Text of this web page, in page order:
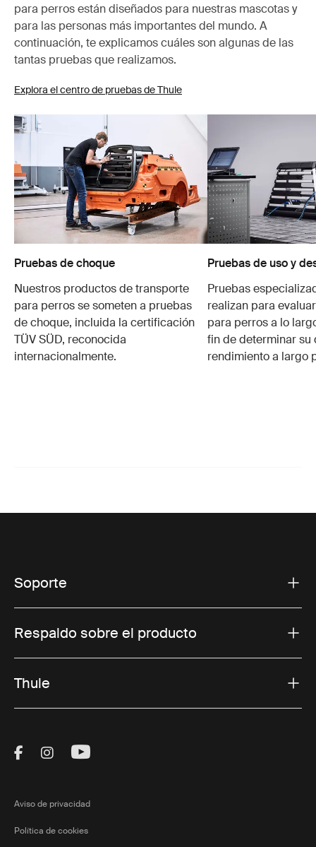
para perros están diseñados para nuestras mascotas y
para las personas más importantes del mundo. A
continuación, te explicamos cuáles son algunas de las
tantas pruebas que realizamos.
Explora el centro de pruebas de Thule
Pruebas de choque
Nuestros productos de transporte
para perros se someten a pruebas
de choque, incluida la certificación
TÜV SÜD, reconocida
internacionalmente.
Pruebas de uso y
Pruebas
realizan para
para perros a lo
fin de determinar su
rendimiento a largo
Soporte
Respaldo sobre el producto
Thule
Visit Thule on Facebook (external link)
Visit Thule on Instagram (external link)
Visit Thule on Youtube (external
Aviso de privacidad
Política de cookies